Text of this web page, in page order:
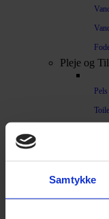
Samtykke
Pleje og
Bure